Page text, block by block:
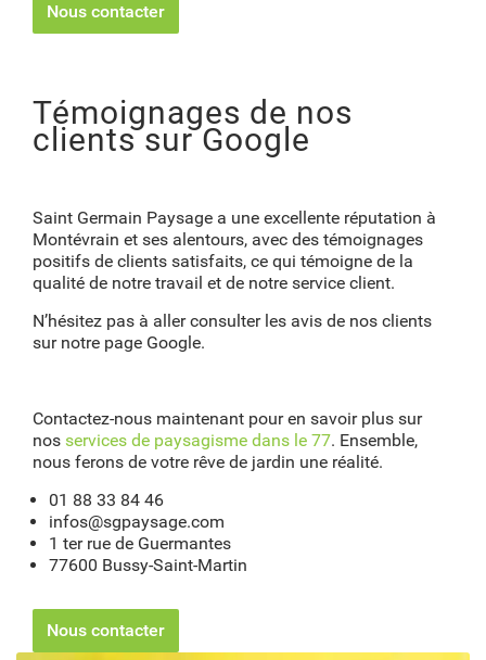
Nous contacter
Témoignages de nos
clients sur Google
Saint Germain Paysage a une excellente réputation à
Montévrain et ses alentours, avec des témoignages
positifs de clients satisfaits, ce qui témoigne de la
qualité de notre travail et de notre service client.
N’hésitez pas à aller consulter les avis de nos clients
sur notre page Google.
Contactez-nous maintenant pour en savoir plus sur
nos services de paysagisme dans le 77. Ensemble,
nous ferons de votre rêve de jardin une réalité.
01 88 33 84 46
infos@sgpaysage.com
1 ter rue de Guermantes
77600 Bussy-Saint-Martin
Nous contacter